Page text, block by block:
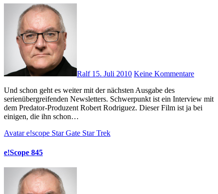
Ralf 15. Juli 2010 Keine Kommentare
Und schon geht es weiter mit der nächsten Ausgabe des
serienübergreifenden Newsletters. Schwerpunkt ist ein Interview mit
dem Predator-Produzent Robert Rodriguez. Dieser Film ist ja bei
einigen, die ihn schon…
Avatare!scope Star Gate Star Trek
e!Scope 845